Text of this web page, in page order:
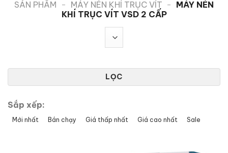
SẢN PHẨM - MÁY NÉN KHÍ TRỤC VÍT - MÁY NÉN
KHÍ TRỤC VÍT VSD 2 CẤP
LỌC
Sắp xếp:
Mới nhất Bán chạy Giá thấp nhất Giá cao nhất Sale